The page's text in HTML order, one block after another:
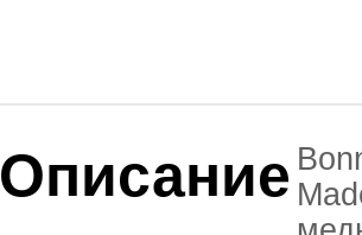
Описание